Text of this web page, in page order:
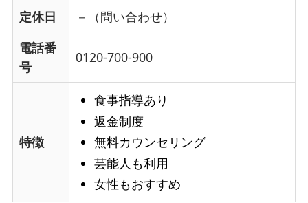
定休日
－（問い合わせ）
電話番
号
0120-700-900
特徴
食事指導あり
返金制度
無料カウンセリング
芸能人も利用
女性もおすすめ